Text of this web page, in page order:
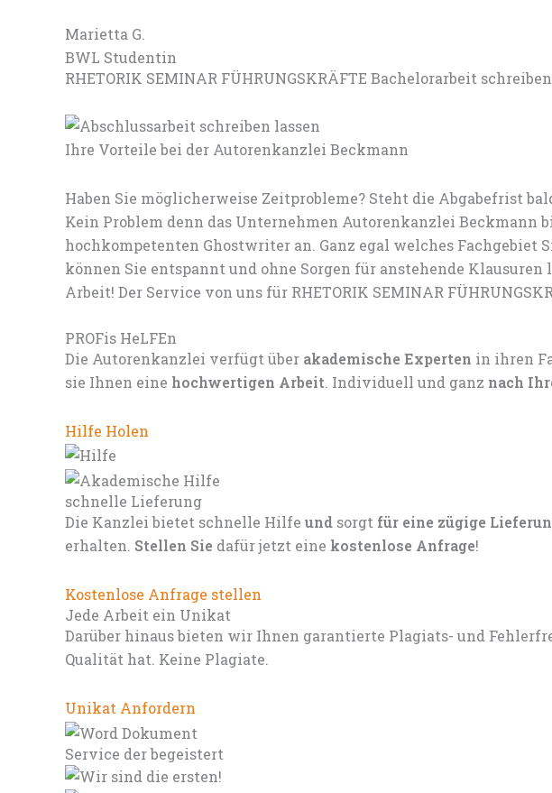
Marietta G.
BWL Studentin
RHETORIK SEMINAR FÜHRUNGSKRÄFTE Bachelorarbeit
Ihre Vorteile bei der Autorenkanzlei Beckmann
Haben Sie möglicherweise Zeitprobleme? Steht die Abgabefrist
Kein Problem denn das Unternehmen Autorenkanzlei
hochkompetenten Ghostwriter an. Ganz egal welches Fachgebiet
können Sie entspannt und ohne Sorgen für anstehende
Arbeit! Der Service von uns für RHETORIK SEMINAR
PROFis HeLFEn
Die Autorenkanzlei verfügt über akademische Experten in ihren
sie Ihnen eine hochwertigen Arbeit. Individuell und ganz nach
Hilfe Holen
schnelle Lieferung
Die Kanzlei bietet schnelle Hilfe und sorgt für eine zügige
erhalten. Stellen Sie dafür jetzt eine kostenlose Anfrage!
Kostenlose Anfrage stellen
Jede Arbeit ein Unikat
Darüber hinaus bieten wir Ihnen garantierte Plagiats- und
Qualität hat. Keine Plagiate.
Unikat Anfordern
Service der begeistert